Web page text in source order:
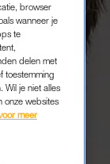
browser
wanneer je
te
delen met
toestemming
Wil je niet alles
onze websites
meer